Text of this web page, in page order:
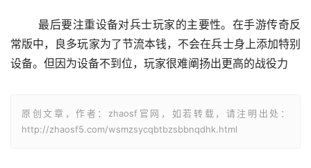
	最后要注重设备对兵士玩家的主要性。在手游传奇反
常版中，良多玩家为了节流本钱，不会在兵士身上添加特别
设备。但因为设备不到位，玩家很难阐扬出更高的战役力
原创文章，作者：zhaosf官网，如若转载，请注明出处：
http://zhaosf5.com/wsmzsycqbtbzsbbnqdhk.html